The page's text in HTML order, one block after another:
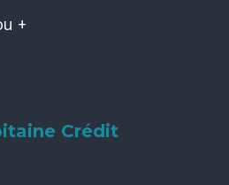
+
Crédit